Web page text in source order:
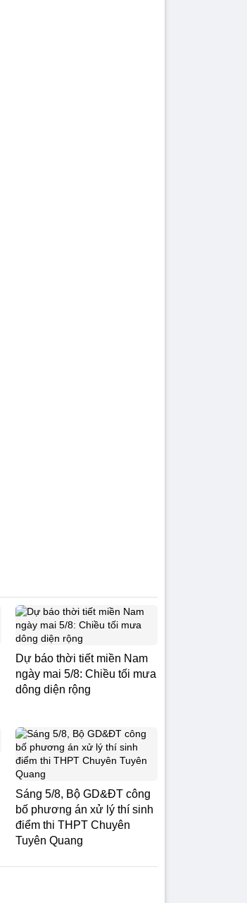
Dự báo thời tiết miền Nam
ngày mai 5/8: Chiều tối mưa
dông diện rộng
Sáng 5/8, Bộ GD&ĐT công
bố phương án xử lý thí sinh
điểm thi THPT Chuyên
Tuyên Quang